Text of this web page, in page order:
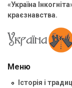
«Україна
краєзнавства.
Меню
Історія і